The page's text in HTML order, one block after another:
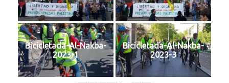
Bicicletada-Al-Nakba-
2023-1
Bicicletada-Al-Nakba-
2023-3